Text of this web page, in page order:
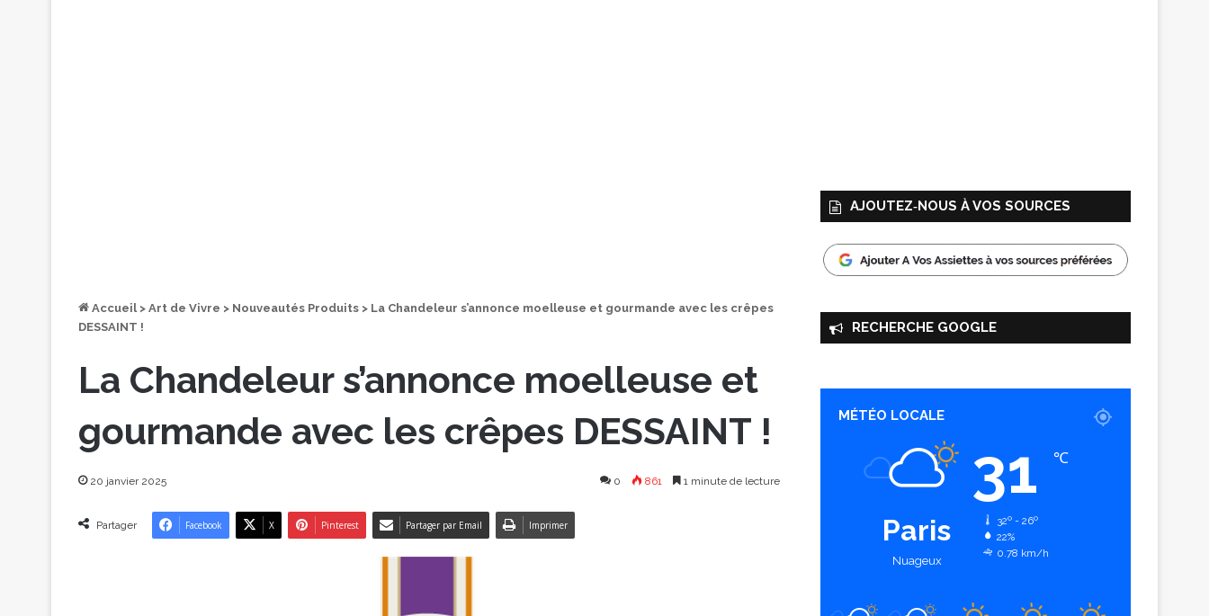
Accueil > Art de Vivre > Nouveautés Produits > La Chandeleur s’annonce moelleuse et gourmande avec les crêpes
DESSAINT !
La Chandeleur s’annonce moelleuse et
gourmande avec les crêpes DESSAINT !
20 janvier 2025 0 861 1 minute de lecture
Partager Facebook X Pinterest Partager par Email Imprimer
AJOUTEZ‑NOUS À VOS SOURCES
RECHERCHE GOOGLE
MÉTÉO LOCALE
Paris
Nuageux
31 ℃
32º - 26º
22%
0.78 km/h